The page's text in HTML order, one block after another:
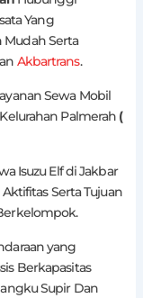
Yang
Serta
Akbartrans.
Sewa Mobil
Palmerah (
Isuzu Elf di Jakbar
Serta Tujuan
yang
Berkapasitas
Supir Dan